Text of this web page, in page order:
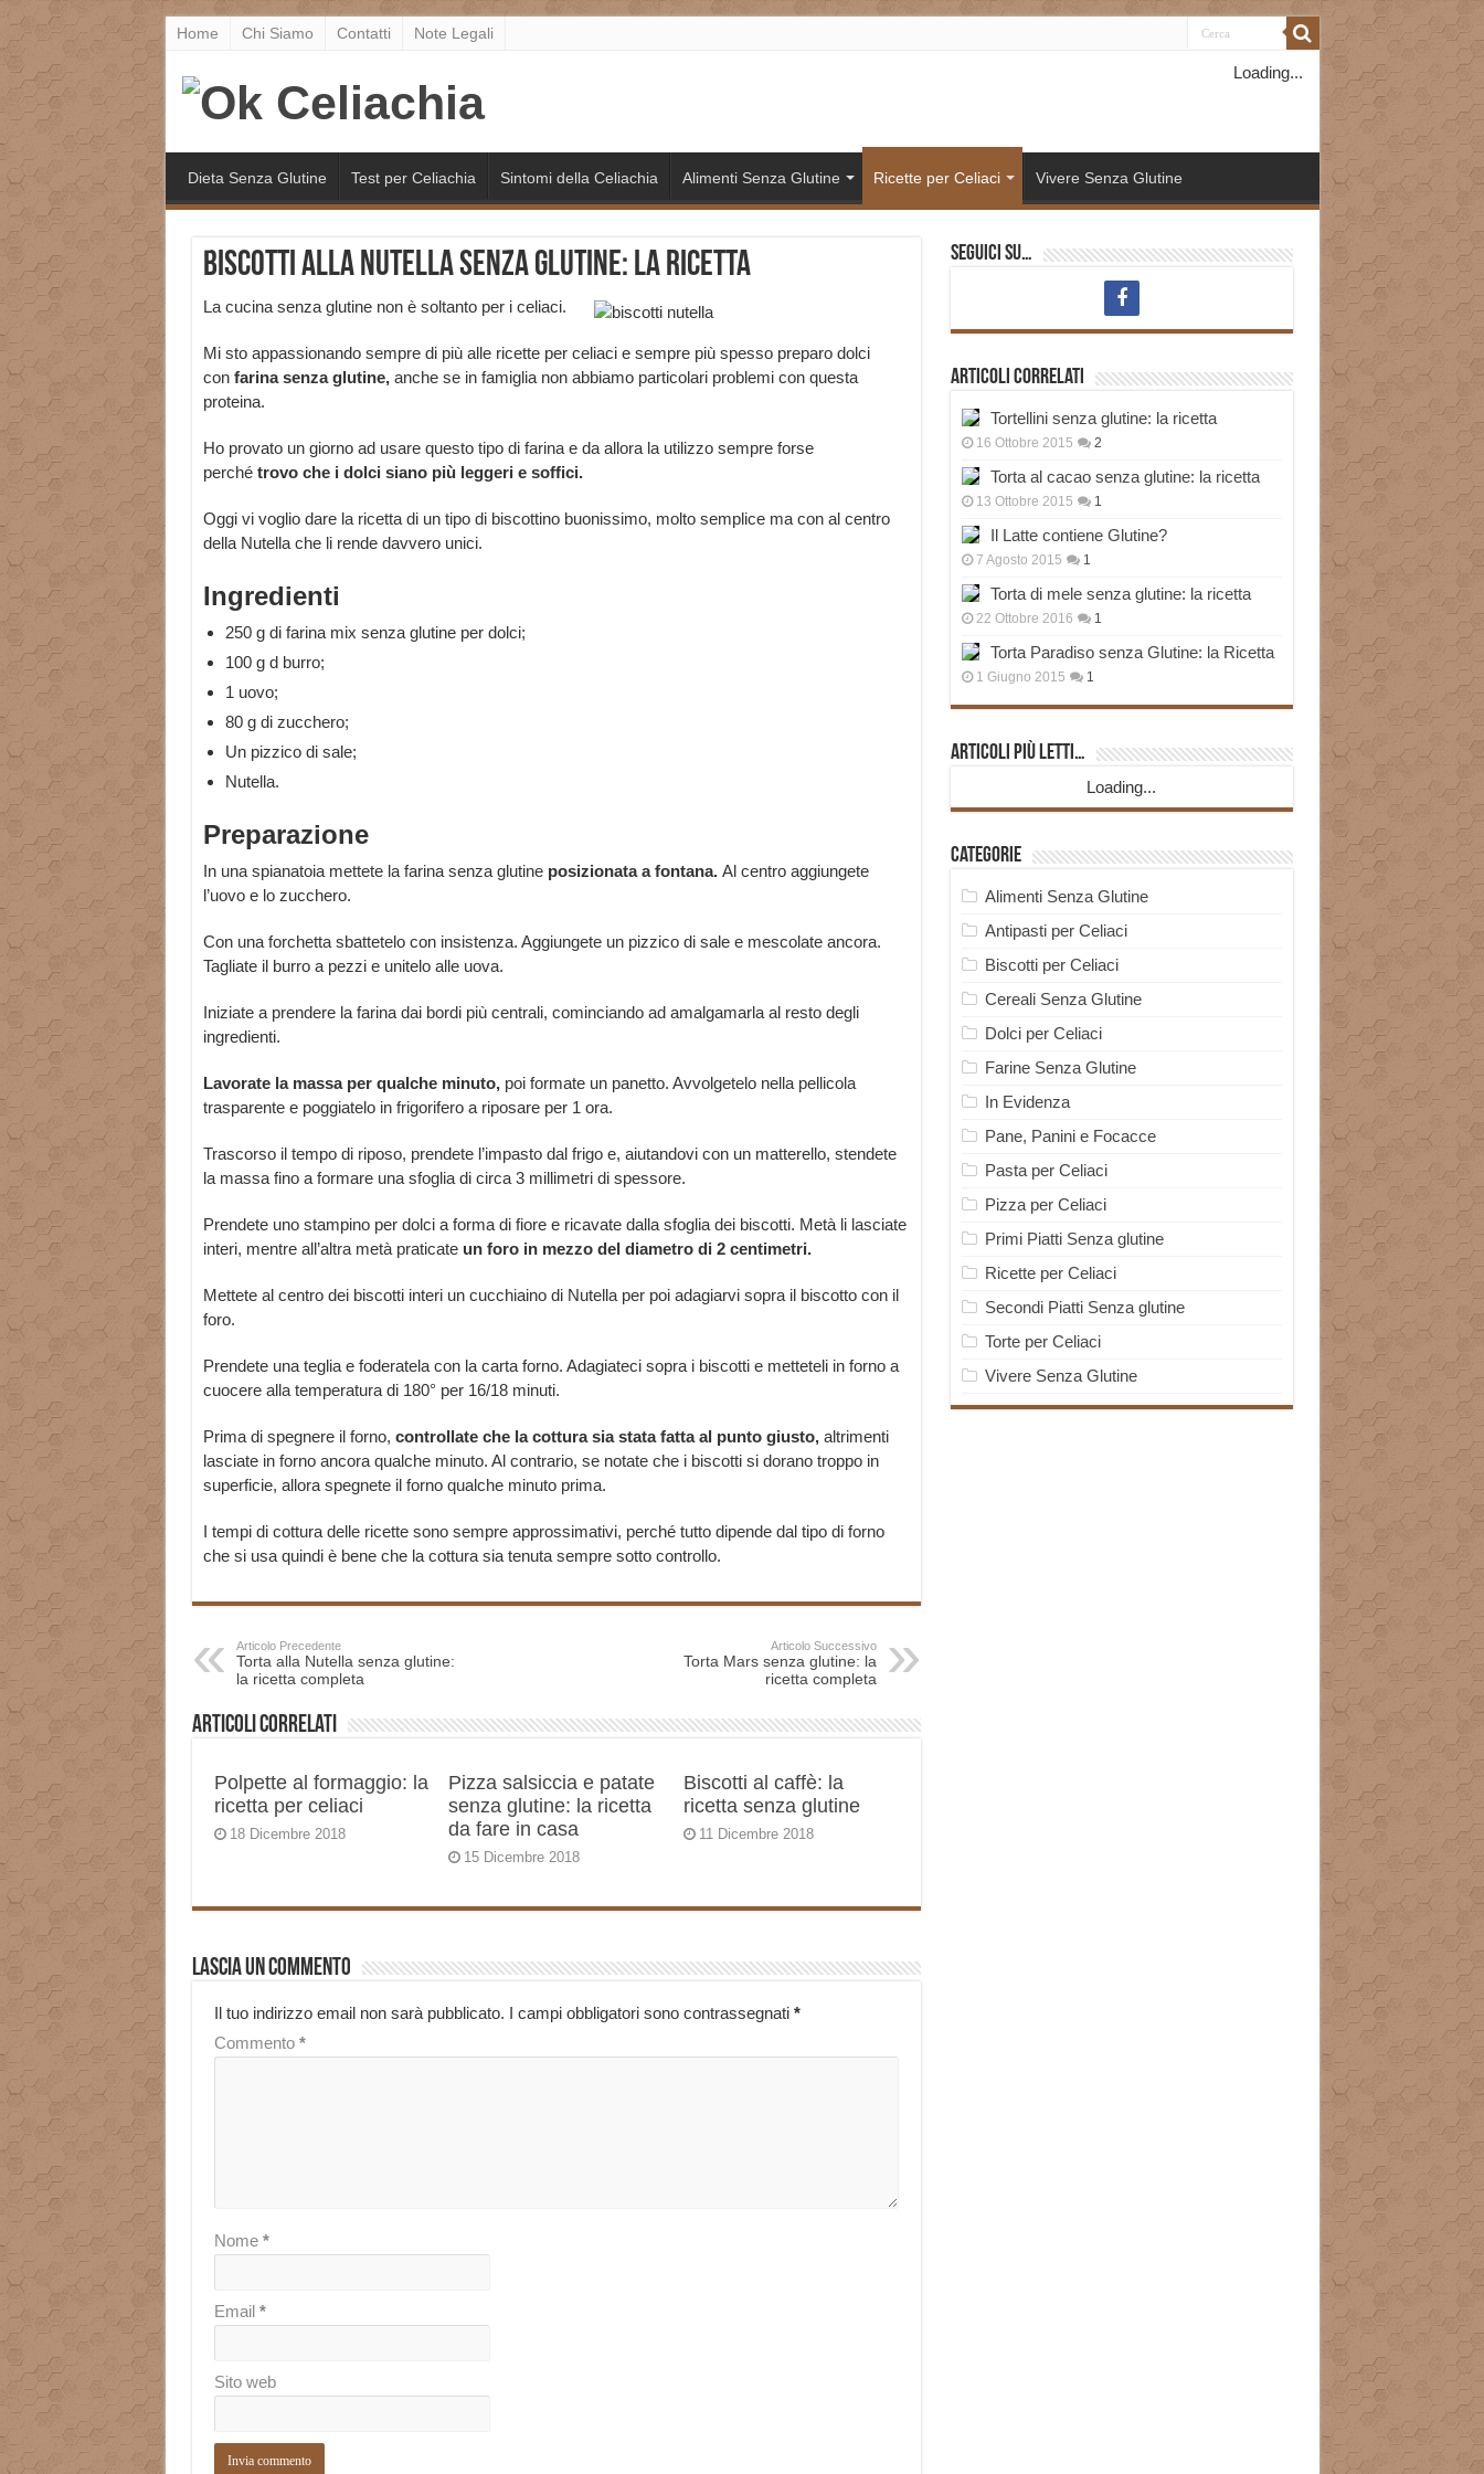
Home Chi Siamo Contatti Note Legali
Loading...
Dieta Senza Glutine Test per Celiachia Sintomi della Celiachia Alimenti Senza Glutine Ricette per Celiaci Vivere Senza Glutine
Biscotti alla Nutella senza glutine: la ricetta
La cucina senza glutine non è soltanto per i celiaci.
Mi sto appassionando sempre di più alle ricette per celiaci e sempre più spesso preparo dolci
con farina senza glutine,anche se in famiglia non abbiamo particolari problemi con questa
proteina.
Ho provato un giorno ad usare questo tipo di farina e da allora la utilizzo sempre forse
perchétrovo che i dolci siano più leggeri e soffici.
Oggi vi voglio dare la ricetta di un tipo di biscottino buonissimo, molto semplice ma con al centro
della Nutella che li rende davvero unici.
Ingredienti
250 g di farina mix senza glutine per dolci;
100 g d burro;
1 uovo;
80 g di zucchero;
Un pizzico di sale;
Nutella.
Preparazione
In una spianatoia mettete la farina senza glutineposizionata a fontana.Al centro aggiungete
l’uovo e lo zucchero.
Con una forchetta sbattetelo con insistenza. Aggiungete un pizzico di sale e mescolate ancora.
Tagliate il burro a pezzi e unitelo alle uova.
Iniziate a prendere la farina dai bordi più centrali, cominciando ad amalgamarla al resto degli
ingredienti.
Lavorate la massa per qualche minuto,poi formate un panetto. Avvolgetelo nella pellicola
trasparente e poggiatelo in frigorifero a riposare per 1 ora.
Trascorso il tempo di riposo, prendete l’impasto dal frigo e, aiutandovi con un matterello, stendete
la massa fino a formare una sfoglia di circa 3 millimetri di spessore.
Prendete uno stampino per dolci a forma di fiore e ricavate dalla sfoglia dei biscotti. Metà li lasciate
interi, mentre all’altra metà praticate un foro in mezzo del diametro di 2 centimetri.
Mettete al centro dei biscotti interi un cucchiaino di Nutella per poi adagiarvi sopra il biscotto con il
foro.
Prendete una teglia e foderatela con la carta forno. Adagiateci sopra i biscotti e metteteli in forno a
cuocere alla temperatura di 180° per 16/18 minuti.
Prima di spegnere il forno, controllate che la cottura sia stata fatta al punto giusto,altrimenti
lasciate in forno ancora qualche minuto. Al contrario, se notate che i biscotti si dorano troppo in
superficie, allora spegnete il forno qualche minuto prima.
I tempi di cottura delle ricette sono sempre approssimativi, perché tutto dipende dal tipo di forno
che si usa quindi è bene che la cottura sia tenuta sempre sotto controllo.
Articolo Precedente
Torta alla Nutella senza glutine:
la ricetta completa
Articolo Successivo
Torta Mars senza glutine: la
ricetta completa
Articoli correlati
Polpette al formaggio: la
ricetta per celiaci
18 Dicembre 2018
Pizza salsiccia e patate
senza glutine: la ricetta
da fare in casa
15 Dicembre 2018
Biscotti al caffè: la
ricetta senza glutine
11 Dicembre 2018
Lascia un commento
Il tuo indirizzo email non sarà pubblicato. I campi obbligatori sono contrassegnati *
Commento *
Nome *
Email *
Sito web
Seguici su…
Articoli correlati
Tortellini senza glutine: la ricetta
16 Ottobre 2015 2
Torta al cacao senza glutine: la ricetta
13 Ottobre 2015 1
Il Latte contiene Glutine?
7 Agosto 2015 1
Torta di mele senza glutine: la ricetta
22 Ottobre 2016 1
Torta Paradiso senza Glutine: la Ricetta
1 Giugno 2015 1
Articoli più Letti…
Loading...
Categorie
Alimenti Senza Glutine
Antipasti per Celiaci
Biscotti per Celiaci
Cereali Senza Glutine
Dolci per Celiaci
Farine Senza Glutine
In Evidenza
Pane, Panini e Focacce
Pasta per Celiaci
Pizza per Celiaci
Primi Piatti Senza glutine
Ricette per Celiaci
Secondi Piatti Senza glutine
Torte per Celiaci
Vivere Senza Glutine